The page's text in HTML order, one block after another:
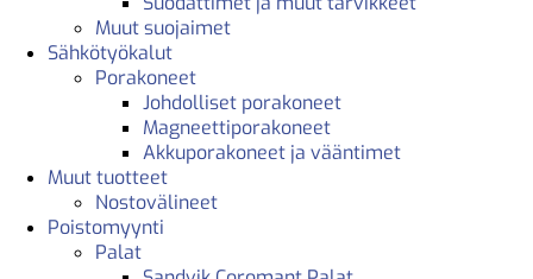
Muut suojaimet
Sähkötyökalut
Porakoneet
Johdolliset porakoneet
Magneettiporakoneet
Akkuporakoneet ja vääntimet
Muut tuotteet
Nostovälineet
Poistomyynti
Palat